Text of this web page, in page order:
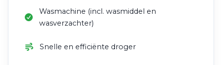
Wasmachine (incl. wasmiddel en
wasverzachter)
Snelle en efficiënte droger